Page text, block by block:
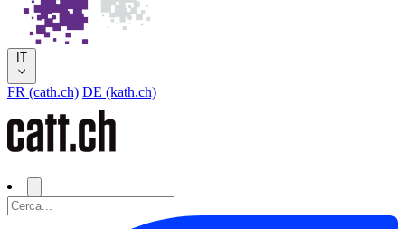
IT
FR (cath.ch) DE (kath.ch)